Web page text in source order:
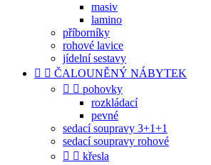
masiv
lamino
příborníky
rohové lavice
jídelní sestavy
  ČALOUNĚNÝ NÁBYTEK
  pohovky
rozkládací
pevné
sedací soupravy 3+1+1
sedací soupravy rohové
  křesla